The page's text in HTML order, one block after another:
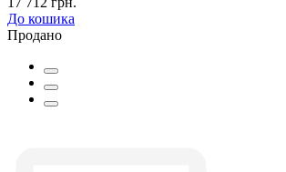
До кошика
Продано